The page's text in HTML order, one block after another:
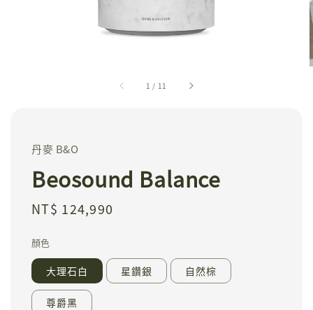
1 / 11
丹麥 B&O
Beosound Balance
Regular
NT$ 124,990
顏色
大理石白 星鑽銀 自然棕
尊爵黑